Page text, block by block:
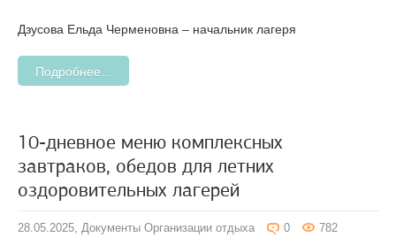
Дзусова Ельда Черменовна – начальник лагеря
Подробнее...
10-дневное меню комплексных
завтраков, обедов для летних
оздоровительных лагерей
28.05.2025, Документы Организации отдыха 0 782